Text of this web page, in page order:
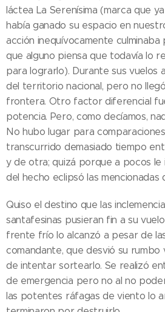
láctea La Serenísima (marca que
había ganado su espacio en
acción inequívocamente culminaba
que alguno piensa que todavía lo
para lograrlo). Durante sus vuelos
del territorio nacional, pero no
frontera. Otro factor diferencial
potencia. Pero, como decíamos,
No hubo lugar para
transcurrido demasiado tiempo
y de otra; quizá porque a pocos le
del hecho eclipsó las mencionadas
Quiso el destino que las
santafesinas pusieran fin a su vuelo
frente frío lo alcanzó a pesar de
comandante, que desvió su rumbo
de intentar sortearlo. Se realizó
de emergencia pero no al no
las potentes ráfagas de viento lo